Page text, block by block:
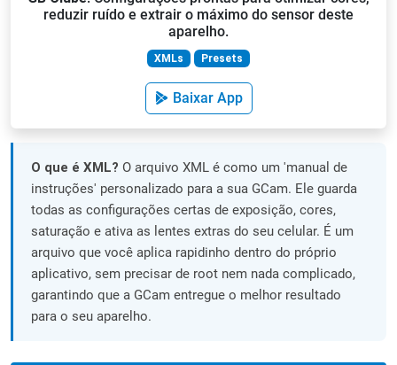
reduzir ruído e extrair o máximo do sensor deste
aparelho.
XMLs Presets
Baixar App
O que é XML? O arquivo XML é como um 'manual de
instruções' personalizado para a sua GCam. Ele guarda
todas as configurações certas de exposição, cores,
saturação e ativa as lentes extras do seu celular. É um
arquivo que você aplica rapidinho dentro do próprio
aplicativo, sem precisar de root nem nada complicado,
garantindo que a GCam entregue o melhor resultado
para o seu aparelho.